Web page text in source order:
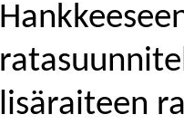
lisäraiteen